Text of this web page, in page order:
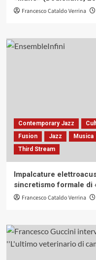
Francesco Cataldo Verrina
Contemporary Jazz
Fusion
Jazz Musica
Third Stream
Impalcature
sincretismo formale di
Francesco Cataldo Verrina